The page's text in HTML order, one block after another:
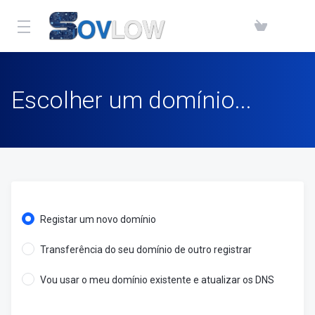
Escolher um domínio...
Registar um novo domínio
Transferência do seu domínio de outro registrar
Vou usar o meu domínio existente e atualizar os DNS